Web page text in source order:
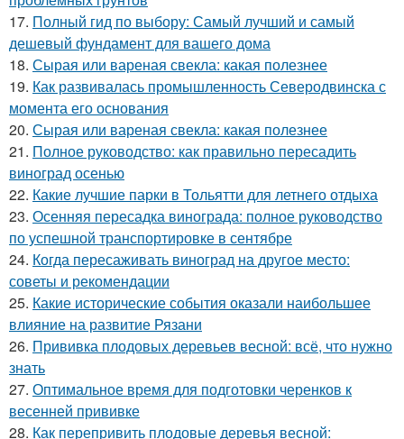
17. Полный гид по выбору: Самый лучший и самый
дешевый фундамент для вашего дома
18. Сырая или вареная свекла: какая полезнее
19. Как развивалась промышленность Северодвинска с
момента его основания
20. Сырая или вареная свекла: какая полезнее
21. Полное руководство: как правильно пересадить
виноград осенью
22. Какие лучшие парки в Тольятти для летнего отдыха
23. Осенняя пересадка винограда: полное руководство
по успешной транспортировке в сентябре
24. Когда пересаживать виноград на другое место:
советы и рекомендации
25. Какие исторические события оказали наибольшее
влияние на развитие Рязани
26. Прививка плодовых деревьев весной: всё, что нужно
знать
27. Оптимальное время для подготовки черенков к
весенней прививке
28. Как перепривить плодовые деревья весной: